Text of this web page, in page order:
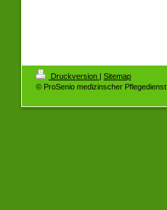
Druckversion
Sitemap
© ProSenio medizinscher Pflegedienst